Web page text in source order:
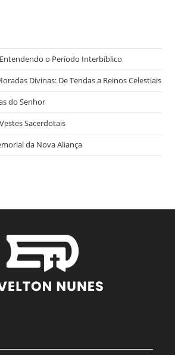
o Período Interbíblico
Divinas: De Tendas a Reinos Celestiais
do Senhor
Sacerdotais
da Nova Aliança